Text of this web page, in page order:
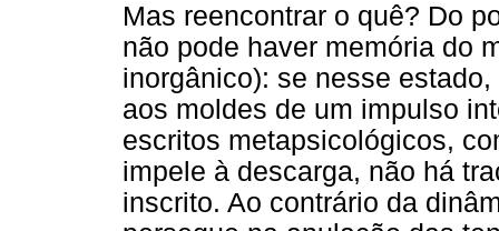
Mas reencontrar o quê? Do
não pode haver memória do
inorgânico): se nesse
aos moldes de um impulso
escritos metapsicológicos,
impele à descarga, não há
inscrito. Ao contrário da